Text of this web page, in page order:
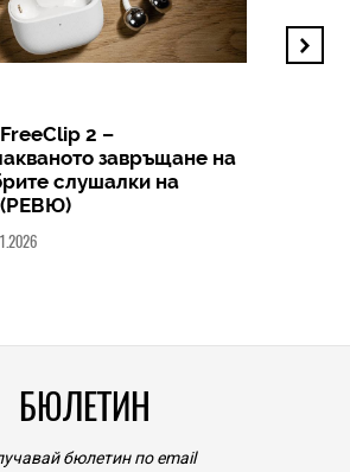
2 –
завръщане на
слушалки на
(РЕВЮ)
БЮЛЕТИН
бюлетин по email